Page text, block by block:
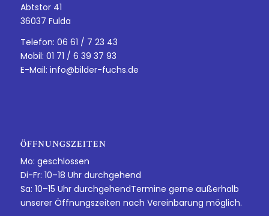
Abtstor 41
36037 Fulda
Telefon: 06 61 / 7 23 43
Mobil: 01 71 / 6 39 37 93
E-Mail: info@bilder-fuchs.de
ÖFFNUNGSZEITEN
Mo: geschlossen
Di-Fr: 10–18 Uhr durchgehend
Sa: 10–15 Uhr durchgehendTermine gerne außerhalb
unserer Öffnungszeiten nach Vereinbarung möglich.